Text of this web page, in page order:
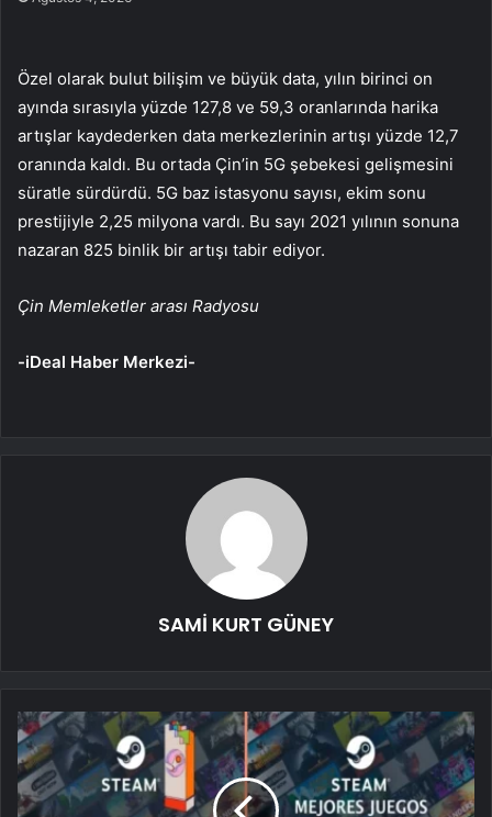
Özel olarak bulut bilişim ve büyük data, yılın birinci on
ayında sırasıyla yüzde 127,8 ve 59,3 oranlarında harika
artışlar kaydederken data merkezlerinin artışı yüzde 12,7
oranında kaldı. Bu ortada Çin’in 5G şebekesi gelişmesini
süratle sürdürdü. 5G baz istasyonu sayısı, ekim sonu
prestijiyle 2,25 milyona vardı. Bu sayı 2021 yılının sonuna
nazaran 825 binlik bir artışı tabir ediyor.
Çin Memleketler arası Radyosu
-iDeal Haber Merkezi-
SAMİ KURT GÜNEY